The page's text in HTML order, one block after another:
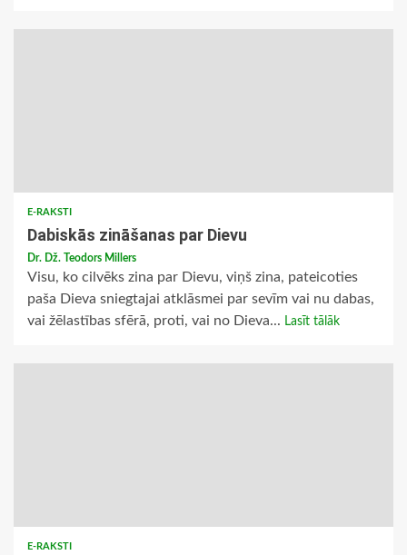
E-RAKSTI
Dabiskās zināšanas par Dievu
Dr. Dž. Teodors Millers
Visu, ko cilvēks zina par Dievu, viņš zina, pateicoties
paša Dieva sniegtajai atklāsmei par sevīm vai nu dabas,
vai žēlastības sfērā, proti, vai no Dieva... Lasīt tālāk
E-RAKSTI